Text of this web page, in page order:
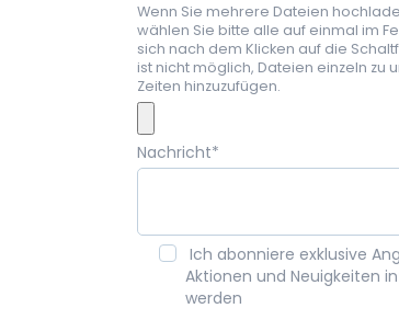
Wenn Sie mehrere Dateien
wählen Sie bitte alle auf einmal im
sich nach dem Klicken auf die
ist nicht möglich, Dateien einzeln zu
Zeiten hinzuzufügen.
Nachricht*
Ich abonniere exklusive
Aktionen und Neuigkeiten
werden